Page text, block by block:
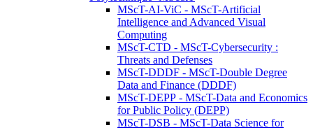
MScT-AI-ViC - MScT-Artificial
Intelligence and Advanced Visual
Computing
MScT-CTD - MScT-Cybersecurity :
Threats and Defenses
MScT-DDDF - MScT-Double Degree
Data and Finance (DDDF)
MScT-DEPP - MScT-Data and Economics
for Public Policy (DEPP)
MScT-DSB - MScT-Data Science for